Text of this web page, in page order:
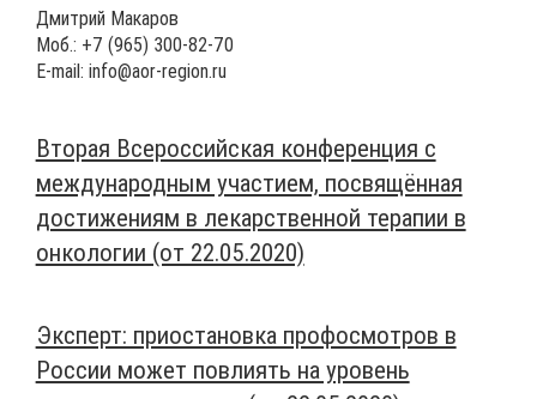
Дмитрий Макаров
Моб.: +7 (965) 300-82-70
E-mail: info@aor-region.ru
Вторая Всероссийская конференция с
международным участием, посвящённая
достижениям в лекарственной терапии в
онкологии (от 22.05.2020)
Эксперт: приостановка профосмотров в
России может повлиять на уровень